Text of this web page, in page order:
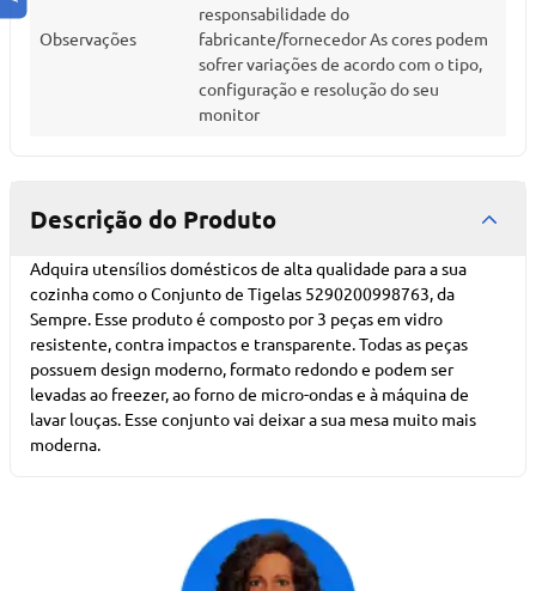
Observações
responsabilidade do
fabricante/fornecedor As cores podem
sofrer variações de acordo com o tipo,
configuração e resolução do seu
monitor
Descrição do Produto
Adquira utensílios domésticos de alta qualidade para a sua
cozinha como o Conjunto de Tigelas 5290200998763, da
Sempre. Esse produto é composto por 3 peças em vidro
resistente, contra impactos e transparente. Todas as peças
possuem design moderno, formato redondo e podem ser
levadas ao freezer, ao forno de micro-ondas e à máquina de
lavar louças. Esse conjunto vai deixar a sua mesa muito mais
moderna.